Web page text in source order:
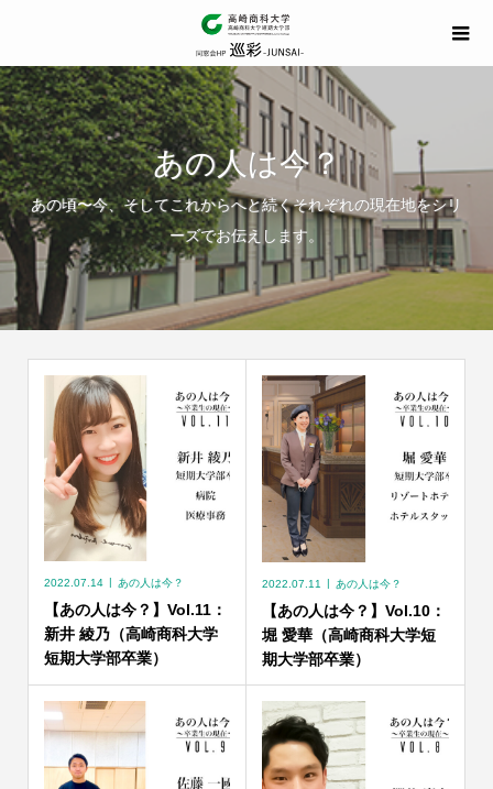
あの人は今？
あの頃〜今、そしてこれからへと続くそれぞれの現在地をシリ
ーズでお伝えします。
2022.07.14 あの人は今？
【あの人は今？】Vol.11：
新井 綾乃（高崎商科大学
短期大学部卒業）
2022.07.11 あの人は今？
【あの人は今？】Vol.10：
堀 愛華（高崎商科大学短
期大学部卒業）